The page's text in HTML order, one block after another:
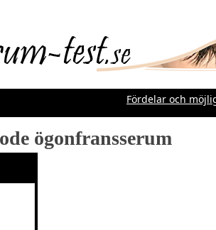
Fördelar och
ögonfransserum